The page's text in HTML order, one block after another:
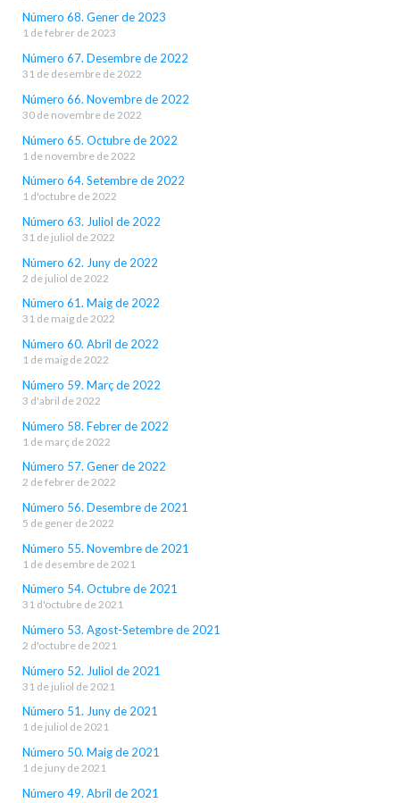
Número 68. Gener de 2023
1 de febrer de 2023
Número 67. Desembre de 2022
31 de desembre de 2022
Número 66. Novembre de 2022
30 de novembre de 2022
Número 65. Octubre de 2022
1 de novembre de 2022
Número 64. Setembre de 2022
1 d'octubre de 2022
Número 63. Juliol de 2022
31 de juliol de 2022
Número 62. Juny de 2022
2 de juliol de 2022
Número 61. Maig de 2022
31 de maig de 2022
Número 60. Abril de 2022
1 de maig de 2022
Número 59. Març de 2022
3 d'abril de 2022
Número 58. Febrer de 2022
1 de març de 2022
Número 57. Gener de 2022
2 de febrer de 2022
Número 56. Desembre de 2021
5 de gener de 2022
Número 55. Novembre de 2021
1 de desembre de 2021
Número 54. Octubre de 2021
31 d'octubre de 2021
Número 53. Agost-Setembre de 2021
2 d'octubre de 2021
Número 52. Juliol de 2021
31 de juliol de 2021
Número 51. Juny de 2021
1 de juliol de 2021
Número 50. Maig de 2021
1 de juny de 2021
Número 49. Abril de 2021